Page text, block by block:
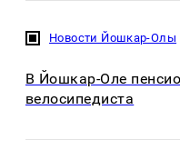
Новости Йошкар-Олы
В Йошкар-Оле
велосипедиста